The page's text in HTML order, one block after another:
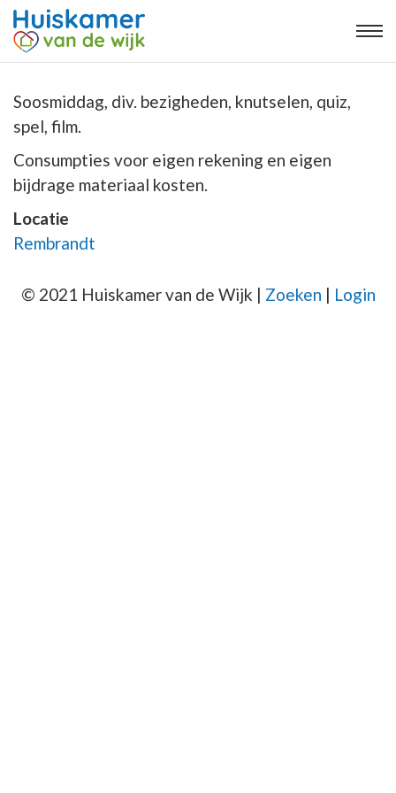
Soosmiddag, div. bezigheden, knutselen, quiz,
spel, film.
Consumpties voor eigen rekening en eigen
bijdrage materiaal kosten.
Locatie
Rembrandt
© 2021 Huiskamer van de Wijk | Zoeken | Login